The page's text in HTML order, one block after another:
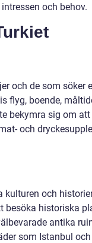
och behov.
och de som söker
flyg, boende,
bekymra sig om
och
kulturen och
besöka historiska
antika
som Istanbul